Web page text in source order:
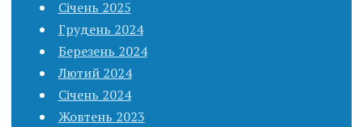
Січень 2025
Грудень 2024
Березень 2024
Лютий 2024
Січень 2024
Жовтень 2023